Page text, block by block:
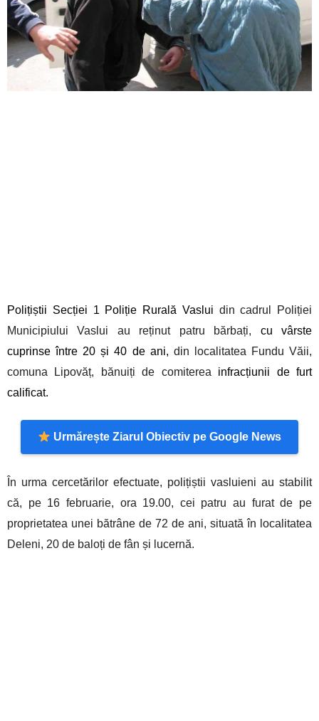
Polițiștii Secției 1 Poliție Rurală Vaslui din cadrul Poliției
Municipiului Vaslui au reținut patru bărbați, cu vârste
cuprinse între 20 și 40 de ani, din localitatea Fundu Văii,
comuna Lipovăț, bănuiți de comiterea infracțiunii de furt
calificat.
Urmărește Ziarul Obiectiv pe Google News
În urma cercetărilor efectuate, polițiștii vasluieni au stabilit
că, pe 16 februarie, ora 19.00, cei patru au furat de pe
proprietatea unei bătrâne de 72 de ani, situată în localitatea
Deleni, 20 de baloți de fân și lucernă.